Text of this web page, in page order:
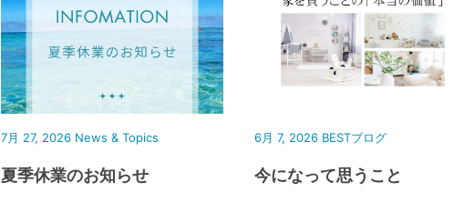
7月 27, 2026 News & Topics
夏季休業のお知らせ
6月 7, 2026 BESTブログ
今になって思うこと